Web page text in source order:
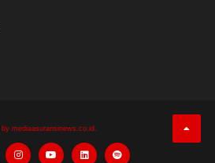
by mediaasuransinews.co.id.